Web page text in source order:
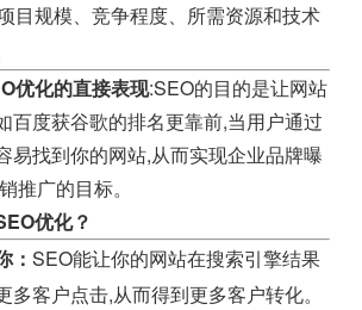
目规模、竞争程度、所需资源和技术
优化的直接表现:SEO的目的是让网站
百度获谷歌的排名更靠前,当用户通过
易找到你的网站,从而实现企业品牌曝
推广的目标。
优化？
：SEO能让你的网站在搜索引擎结果
多客户点击,从而得到更多客户转化。